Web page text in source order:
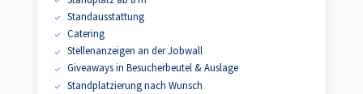
Standausstattung
Catering
Stellenanzeigen an der Jobwall
Giveaways in Besucherbeutel & Auslage
Standplatzierung nach Wunsch